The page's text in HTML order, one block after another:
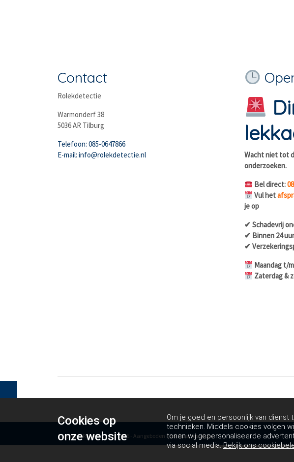
Contact
Rolekdetectie
Warmonderf 38
5036 AR Tilburg
Telefoon: 085-0647866
E-mail: info@rolekdetectie.nl
Wacht niet tot
onderzoeken.
Bel direct:
Vul het
je op
✔ Schadevrij
✔ Binnen 24
✔
Maandag t/
Zaterdag &
Copyright Rolekdetectie 2026 - Aangeboden doorBusiness Apps
Cookies op
onze website
Om je goed en persoonlijk van dienst
technieken. Middels cookies volgen
tonen wij gepersonaliseerde
via social media.Bekijk ons